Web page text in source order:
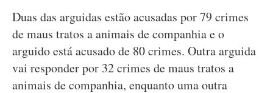
Duas das arguidas estão acusadas por 79 crimes
de maus tratos a animais de companhia e o
arguido está acusado de 80 crimes. Outra arguida
vai responder por 32 crimes de maus tratos a
animais de companhia, enquanto uma outra